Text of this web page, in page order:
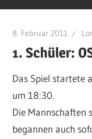
8. Februar 2011
1. Schüler:
Das Spiel startete
um 18:30.
Die Mannschaften
begannen auch